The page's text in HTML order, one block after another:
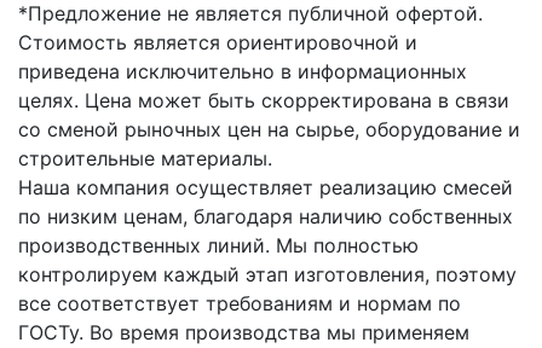
*Предложение не является публичной офертой.
Стоимость является ориентировочной и
приведена исключительно в информационных
целях. Цена может быть скорректирована в связи
со сменой рыночных цен на сырье, оборудование и
строительные материалы.
Наша компания осуществляет реализацию смесей
по низким ценам, благодаря наличию собственных
производственных линий. Мы полностью
контролируем каждый этап изготовления, поэтому
все соответствует требованиям и нормам по
ГОСТу. Во время производства мы применяем